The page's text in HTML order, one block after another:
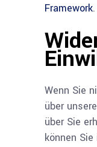
Framework.
Wenn Sie
über
über Sie
können Sie